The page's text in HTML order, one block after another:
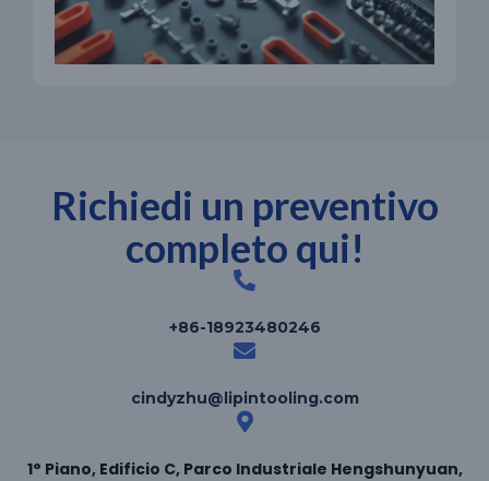
Richiedi un preventivo
completo qui!
+86-18923480246
cindyzhu@lipintooling.com
1° Piano, Edificio C, Parco Industriale Hengshunyuan,